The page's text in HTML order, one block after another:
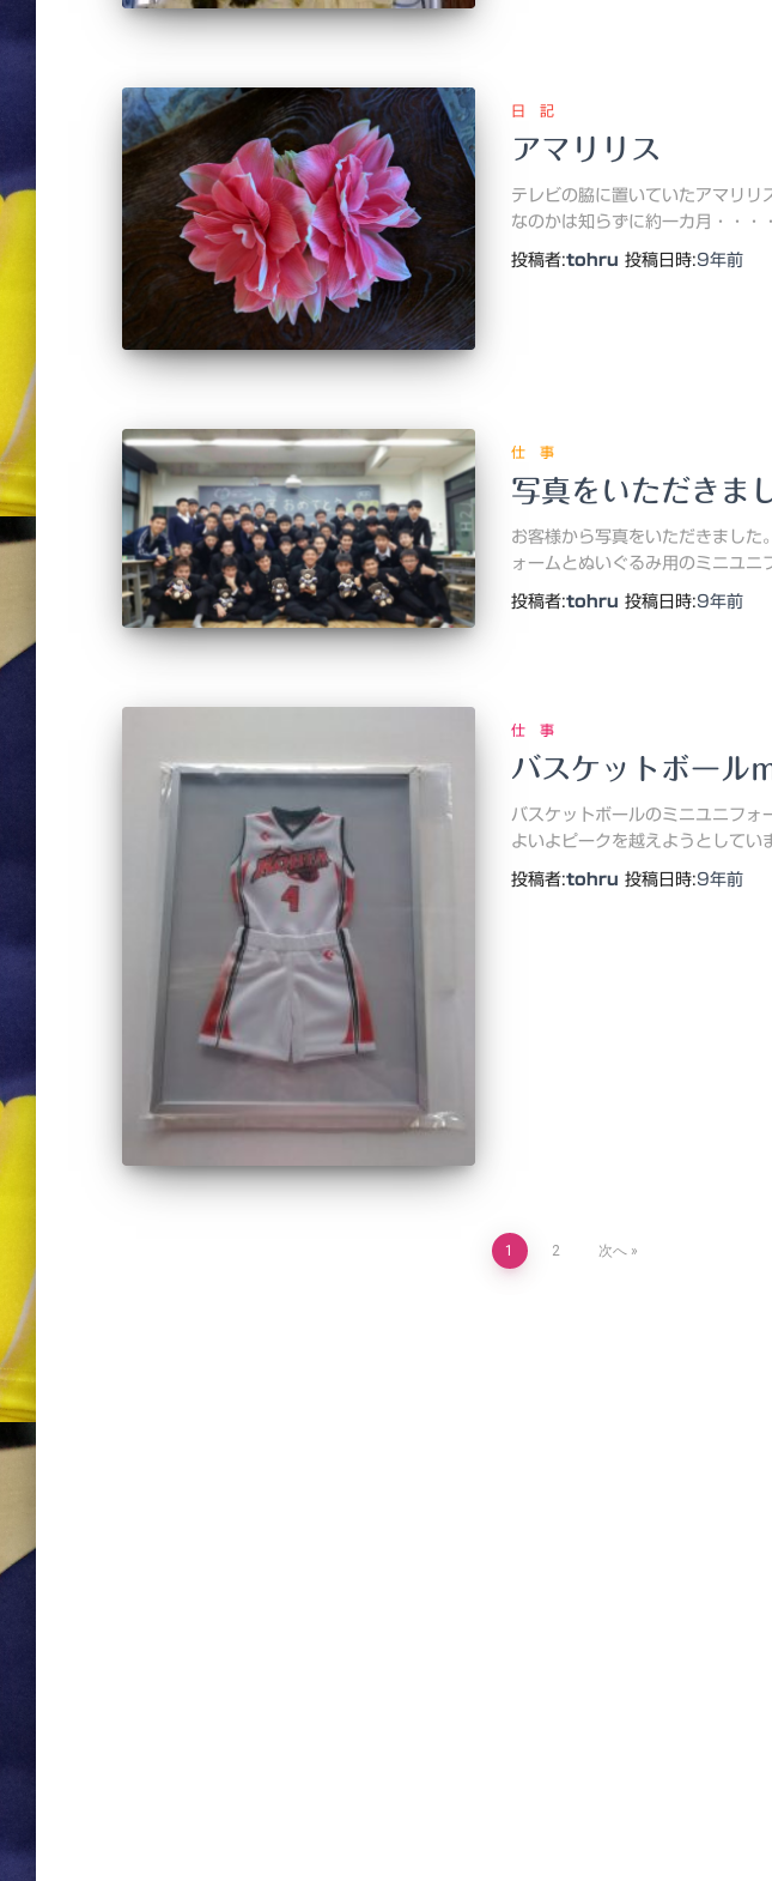
日 記
アマリリス
テレビの脇に置いていたアマリ
なのかは知らずに約一カ月・・・
投稿者:tohru 投稿日時:9年前
仕 事
写真をいただきま
お客様から写真をいただきました
ォームとぬいぐるみ用のミニユニ
投稿者:tohru 投稿日時:9年前
仕 事
バスケットボール
バスケットボールのミニユニフォ
よいよピークを越えようとしてい
投稿者:tohru 投稿日時:9年前
1 2 次へ